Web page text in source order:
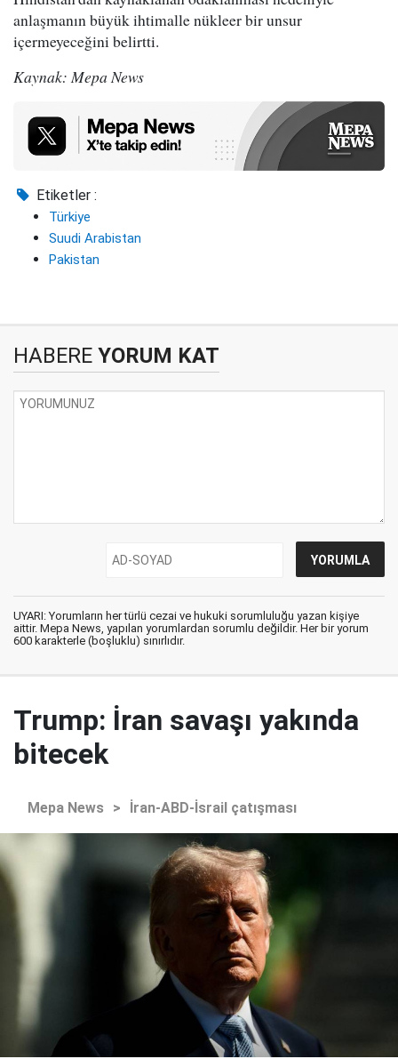
anlaşmanın büyük ihtimalle nükleer bir unsur
içermeyeceğini belirtti.
Kaynak: Mepa News
Etiketler :
Türkiye
Suudi Arabistan
Pakistan
HABERE YORUM KAT
UYARI: Yorumların her türlü cezai ve hukuki sorumluluğu yazan kişiye
aittir. Mepa News, yapılan yorumlardan sorumlu değildir. Her bir yorum
600 karakterle (boşluklu) sınırlıdır.
Trump: İran savaşı yakında
bitecek
Mepa News > İran-ABD-İsrail çatışması